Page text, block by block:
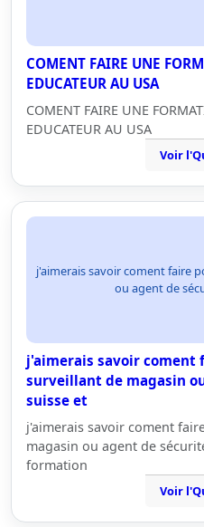
COMENT FAIRE UNE
EDUCATEUR AU USA
COMENT FAIRE UNE
EDUCATEUR AU USA
Voir
j'aimerais savoir coment faire
ou agent de
j'aimerais savoir coment
surveillant de magasin
suisse et
j'aimerais savoir coment
magasin ou agent de
formation
Voir